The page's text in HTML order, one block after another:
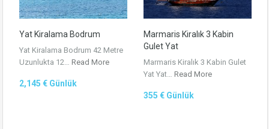
Yat Kiralama Bodrum
Yat Kiralama Bodrum 42 Metre
Uzunlukta 12… Read More
2,145 € Günlük
Marmaris Kiralık 3 Kabin
Gulet Yat
Marmaris Kiralık 3 Kabin Gulet
Yat Yat… Read More
355 € Günlük